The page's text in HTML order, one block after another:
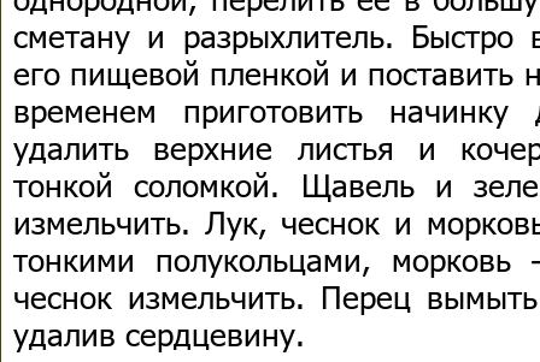
сметану и разрыхлитель. Быстро
его пищевой пленкой и поставить
временем приготовить
удалить верхние листья и
тонкой соломкой. Щавель и
измельчить. Лук, чеснок и
тонкими полукольцами,
чеснок измельчить. Перец
удалив сердцевину.